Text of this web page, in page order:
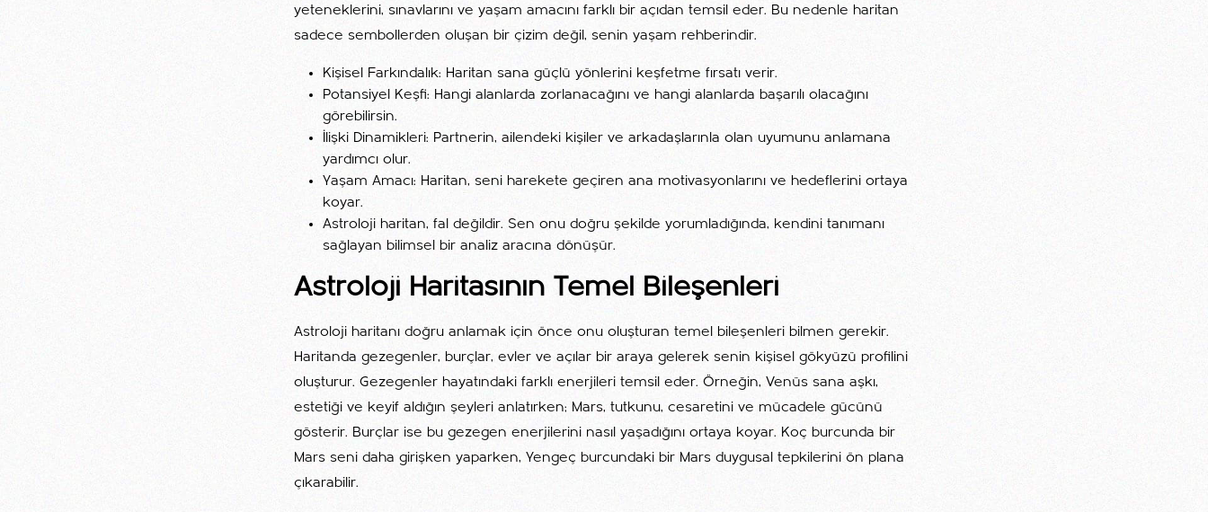
yeteneklerini, sınavlarını ve yaşam amacını farklı bir açıdan temsil eder. Bu nedenle haritan
sadece sembollerden oluşan bir çizim değil, senin yaşam rehberindir.
Kişisel Farkındalık: Haritan sana güçlü yönlerini keşfetme fırsatı verir.
Potansiyel Keşfi: Hangi alanlarda zorlanacağını ve hangi alanlarda başarılı olacağını
görebilirsin.
İlişki Dinamikleri: Partnerin, ailendeki kişiler ve arkadaşlarınla olan uyumunu anlamana
yardımcı olur.
Yaşam Amacı: Haritan, seni harekete geçiren ana motivasyonlarını ve hedeflerini ortaya
koyar.
Astroloji haritan, fal değildir. Sen onu doğru şekilde yorumladığında, kendini tanımanı
sağlayan bilimsel bir analiz aracına dönüşür.
Astroloji Haritasının Temel Bileşenleri
Astroloji haritanı doğru anlamak için önce onu oluşturan temel bileşenleri bilmen gerekir.
Haritanda gezegenler, burçlar, evler ve açılar bir araya gelerek senin kişisel gökyüzü profilini
oluşturur. Gezegenler hayatındaki farklı enerjileri temsil eder. Örneğin, Venüs sana aşkı,
estetiği ve keyif aldığın şeyleri anlatırken; Mars, tutkunu, cesaretini ve mücadele gücünü
gösterir. Burçlar ise bu gezegen enerjilerini nasıl yaşadığını ortaya koyar. Koç burcunda bir
Mars seni daha girişken yaparken, Yengeç burcundaki bir Mars duygusal tepkilerini ön plana
çıkarabilir.